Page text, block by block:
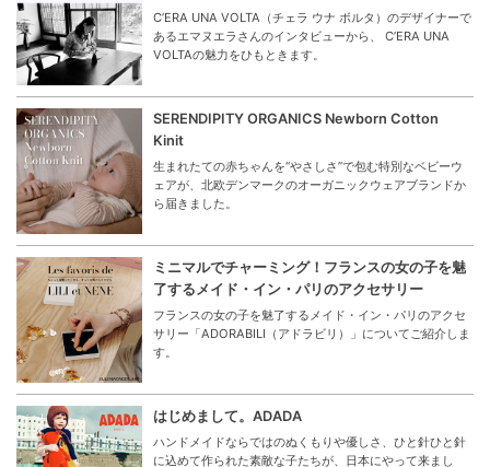
C’ERA UNA VOLTA（チェラ ウナ ボルタ）のデザイナーで
あるエマヌエラさんのインタビューから、 C’ERA UNA
VOLTAの魅力をひもときます。
SERENDIPITY ORGANICS Newborn Cotton
Kinit
生まれたての赤ちゃんを“やさしさ”で包む特別なベビーウ
ェアが、北欧デンマークのオーガニックウェアブランドか
ら届きました。
ミニマルでチャーミング！フランスの女の子を魅
了するメイド・イン・パリのアクセサリー
フランスの女の子を魅了するメイド・イン・パリのアクセ
サリー「ADORABILI（アドラビリ）」についてご紹介しま
す。
はじめまして。ADADA
ハンドメイドならではのぬくもりや優しさ、ひと針ひと針
に込めて作られた素敵な子たちが、日本にやって来まし